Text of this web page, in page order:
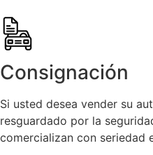
Consignación
Si usted desea vender su
resguardado por la
comercializan con seriedad